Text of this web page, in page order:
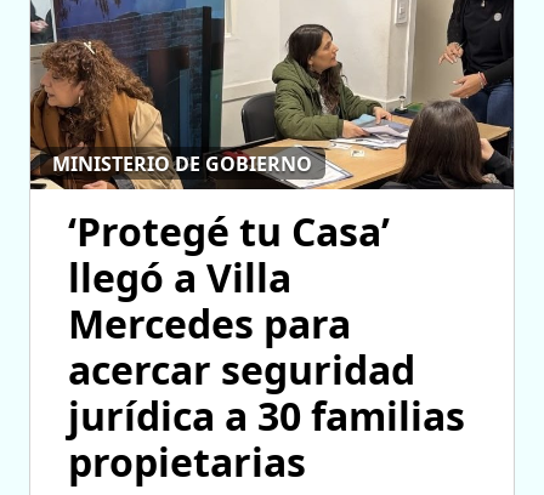
MINISTERIO DE GOBIERNO
‘Protegé tu Casa’
llegó a Villa
Mercedes para
acercar seguridad
jurídica a 30 familias
propietarias